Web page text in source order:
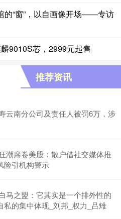
的“窗”，以自画像开场——专访
9010S芯，2999元起售
推荐资讯
云南分公司及责任人被罚6万，涉
潮席卷美股：散户借社交媒体推
险引机构警示
马之盟：它其实是一个排外性的
私的集中体现_刘邦_权力_吕雉